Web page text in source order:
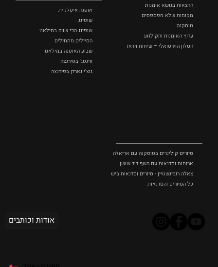
הרצאות בנושא אומנות
מקומות שלא מפספסים
טוסקנה
ערוץ האומנות והקולנוע
הסלון הוירטואלי – שיחות וידאו
אופנה איטלקית
שופינג
שופינג הכי שווה במילאנו
הסיילים מתחילים
שבוע האופנה במילאנו
ווינטג' בפירנצה
גוצ'י גארדן בפירנצה
סיורים קולינרים בטוסקנה עם אריאלה בנקיר
ארוחות וסדנאות עם השף דוד שושן
צאלה רובינשטיין - סיורים וסדנאות בישול בטוסקנה
כל הסיורים והסדנאות
אודות וכותבים